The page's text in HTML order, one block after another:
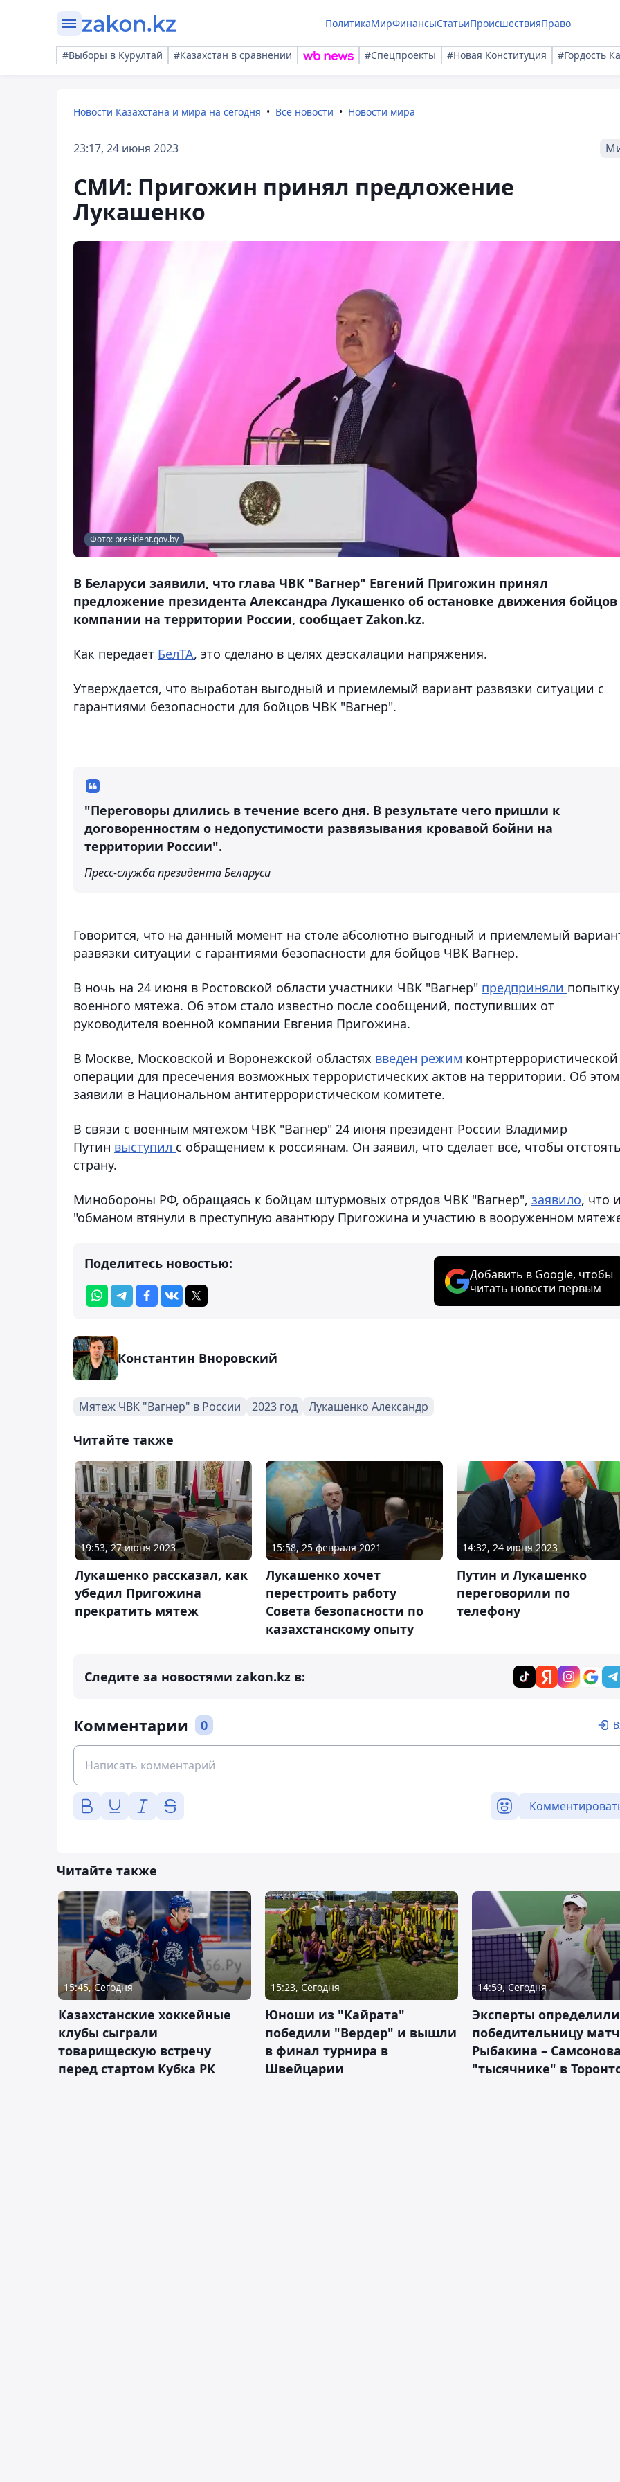
ПолитикаМирФинансыСтатьиПроисшествияПраво
#Выборы в Курултай #Казахстан в сравнении #Спецпроекты #Новая Конституция #Гордость
Новости Казахстана и мира на сегодня Все новости Новости мира
23:17, 24 июня 2023
СМИ: Пригожин принял предложение
Лукашенко
Фото: president.gov.by
В Беларуси заявили, что глава ЧВК "Вагнер" Евгений Пригожин принял
предложение президента Александра Лукашенко об остановке движения бойцов
компании на территории России, сообщает Zakon.kz.
Как передает БелТА, это сделано в целях деэскалации напряжения.
Утверждается, что выработан выгодный и приемлемый вариант развязки ситуации с
гарантиями безопасности для бойцов ЧВК "Вагнер".
"Переговоры длились в течение всего дня. В результате чего пришли к
договоренностям о недопустимости развязывания кровавой бойни на
территории России".
Пресс-служба президента Беларуси
Говорится, что на данный момент на столе абсолютно выгодный и приемлемый
развязки ситуации с гарантиями безопасности для бойцов ЧВК Вагнер.
В ночь на 24 июня в Ростовской области участники ЧВК "Вагнер" предприняли попытку
военного мятежа. Об этом стало известно после сообщений, поступивших от
руководителя военной компании Евгения Пригожина.
В Москве, Московской и Воронежской областях введен режим контртеррористической
операции для пресечения возможных террористических актов на территории. Об этом
заявили в Национальном антитеррористическом комитете.
В связи с военным мятежом ЧВК "Вагнер" 24 июня президент России Владимир
Путин выступил с обращением к россиянам. Он заявил, что сделает всё, чтобы отстоять
страну.
Минобороны РФ, обращаясь к бойцам штурмовых отрядов ЧВК "Вагнер", заявило, что
"обманом втянули в преступную авантюру Пригожина и участию в вооруженном
Поделитесь новостью:
Добавить в Google, чтобы
читать новости первым
Константин Вноровский
Мятеж ЧВК "Вагнер" в России 2023 год Лукашенко Александр
Читайте также
19:53, 27 июня 2023
Лукашенко рассказал, как
убедил Пригожина
прекратить мятеж
15:58, 25 февраля 2021
Лукашенко хочет
перестроить работу
Совета безопасности по
казахстанскому опыту
14:32, 24 июня 2023
Путин и Лукашенко
переговорили по
телефону
Следите за новостями zakon.kz в:
Комментарии 0
Читайте также
15:45, Сегодня
Казахстанские хоккейные
клубы сыграли
товарищескую встречу
перед стартом Кубка РК
15:23, Сегодня
Юноши из "Кайрата"
победили "Вердер" и вышли
в финал турнира в
Швейцарии
14:59, Сегодня
Эксперты определили
победительницу
Рыбакина –
"тысячнике" в